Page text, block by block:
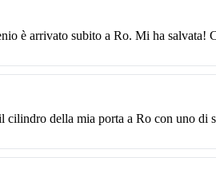
è arrivato subito a Ro. Mi ha salvata!
cilindro della mia porta a Ro con uno di